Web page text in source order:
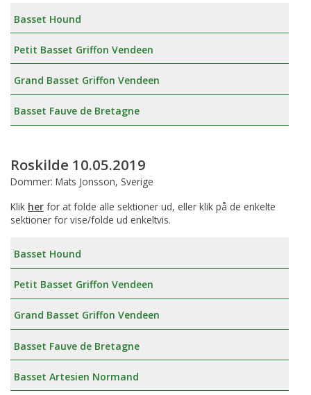
Basset Hound
Petit Basset Griffon Vendeen
Grand Basset Griffon Vendeen
Basset Fauve de Bretagne
Roskilde 10.05.2019
Dommer: Mats Jonsson, Sverige
Klik her for at folde alle sektioner ud, eller klik på de enkelte
sektioner for vise/folde ud enkeltvis.
Basset Hound
Petit Basset Griffon Vendeen
Grand Basset Griffon Vendeen
Basset Fauve de Bretagne
Basset Artesien Normand